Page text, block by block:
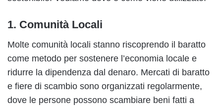
1. Comunità Locali
Molte comunità locali stanno riscoprendo il baratto
come metodo per sostenere l’economia locale e
ridurre la dipendenza dal denaro. Mercati di baratto
e fiere di scambio sono organizzati regolarmente,
dove le persone possono scambiare beni fatti a